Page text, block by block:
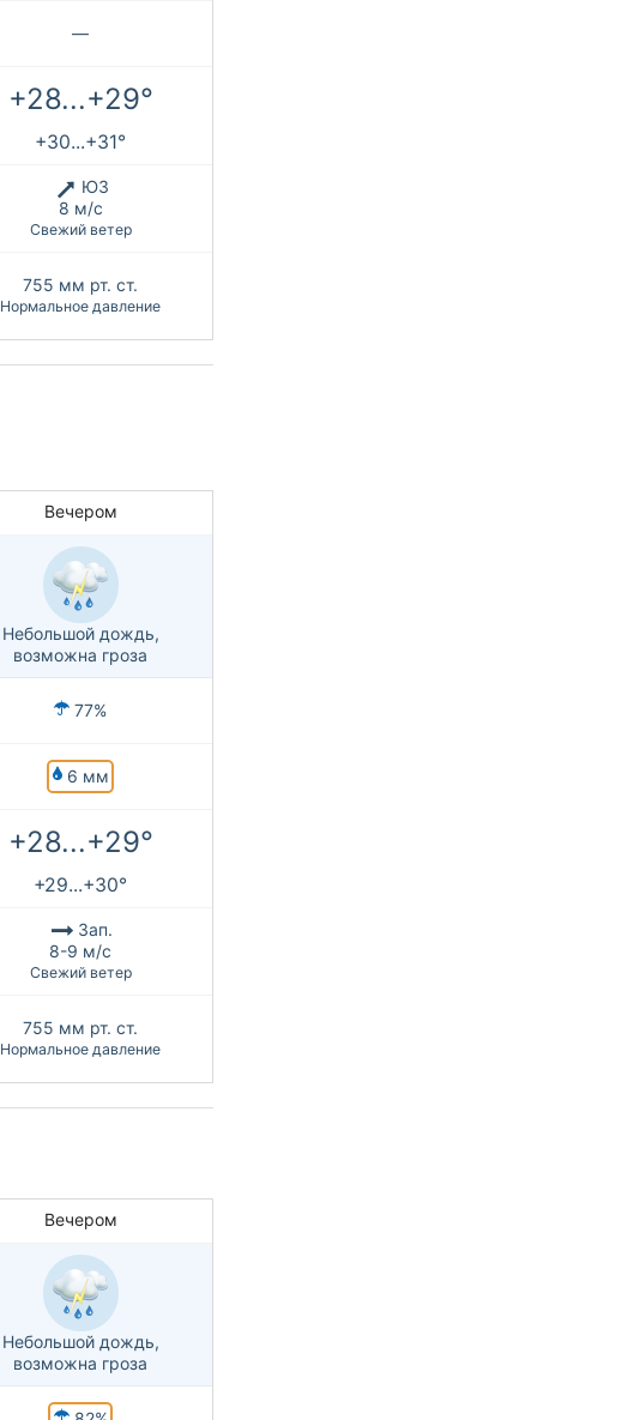
—
+28...+29°
+30...+31°
ЮЗ
8 м/с
Свежий ветер
755 мм рт. ст.
Нормальное давление
Вечером
Небольшой дождь,
возможна гроза
77%
6 мм
+28...+29°
+29...+30°
Зап.
8-9 м/с
Свежий ветер
755 мм рт. ст.
Нормальное давление
Вечером
Небольшой дождь,
возможна гроза